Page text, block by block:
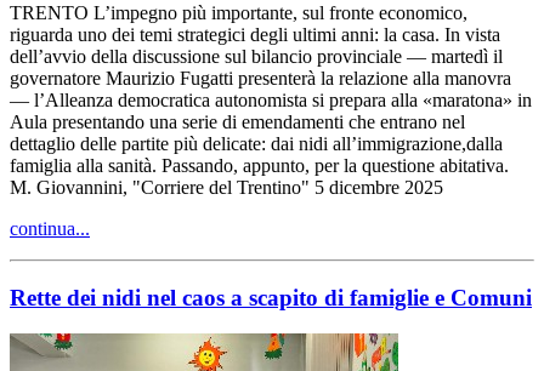
TRENTO L’impegno più importante, sul fronte economico,
riguarda uno dei temi strategici degli ultimi anni: la casa. In vista
dell’avvio della discussione sul bilancio provinciale — martedì il
governatore Maurizio Fugatti presenterà la relazione alla manovra
— l’Alleanza democratica autonomista si prepara alla «maratona» in
Aula presentando una serie di emendamenti che entrano nel
dettaglio delle partite più delicate: dai nidi all’immigrazione,dalla
famiglia alla sanità. Passando, appunto, per la questione abitativa.
M. Giovannini, "Corriere del Trentino" 5 dicembre 2025
continua...
Rette dei nidi nel caos a scapito di famiglie e Comuni